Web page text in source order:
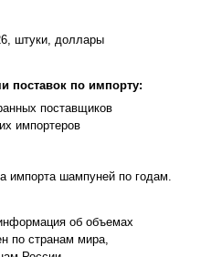
штуки, доллары
поставок по импорту:
поставщиков
импортеров
импорта шампуней по годам.
об объемах
по странам мира,